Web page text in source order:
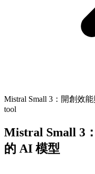
Mistral Small 3：開創效
tool
Mistral Small 3
的 AI 模型